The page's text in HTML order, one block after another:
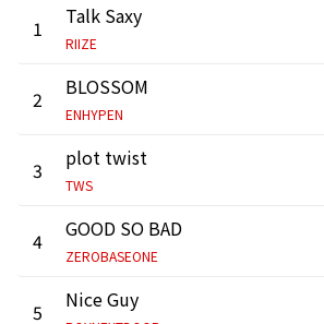
1 Talk Saxy
RIIZE
2 BLOSSOM
ENHYPEN
3 plot twist
TWS
4 GOOD SO BAD
ZEROBASEONE
5 Nice Guy